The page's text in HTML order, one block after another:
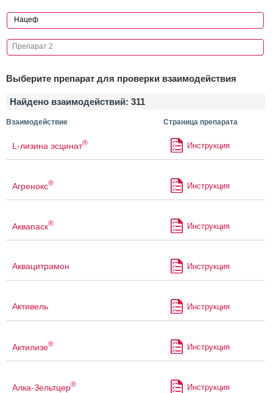
Выберите препарат для проверки взаимодействия
Найдено взаимодействий: 311
Взаимодействие Страница препарата
L-лизина эсцинат® Инструкция
Агренокс® Инструкция
Аквапаск® Инструкция
Аквацитрамон Инструкция
Активель Инструкция
Актилизе® Инструкция
Алка-Зельтцер® Инструкция